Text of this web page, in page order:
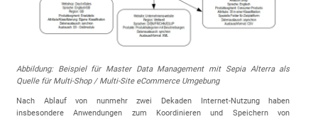
Abbildung: Beispiel für Master Data Management mit Sepia Alterra als
Quelle für Multi-Shop / Multi-Site eCommerce Umgebung
Nach Ablauf von nunmehr zwei Dekaden Internet-Nutzung haben
insbesondere Anwendungen zum Koordinieren und Speichern von